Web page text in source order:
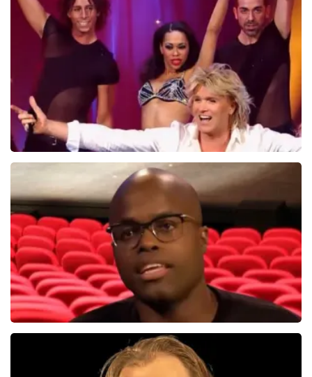
274+
BEKIJKEN
Hans Klok
314+ reviews
BEKIJKEN
Jandino Asporaat
499+reviews